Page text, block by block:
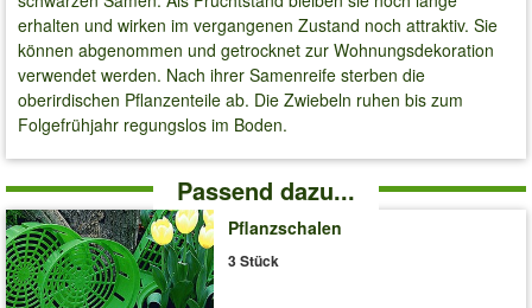
erhalten und wirken im vergangenen Zustand noch attraktiv. Sie
können abgenommen und getrocknet zur Wohnungsdekoration
verwendet werden. Nach ihrer Samenreife sterben die
oberirdischen Pflanzenteile ab. Die Zwiebeln ruhen bis zum
Folgefrühjahr regungslos im Boden.
Passend dazu...
Pflanzschalen
3 Stück